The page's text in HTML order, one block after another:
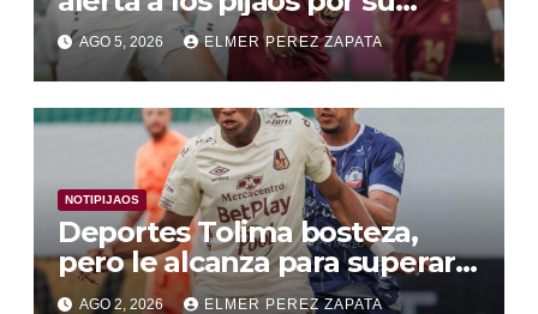
fútbol irregular
AGO 5, 2026 ELMER PEREZ ZAPATA
NOTIPIJAOS
Deportes Tolima bosteza,
pero le alcanza para superar a
Alianza Valledupar 2 A 1
AGO 2, 2026 ELMER PEREZ ZAPATA